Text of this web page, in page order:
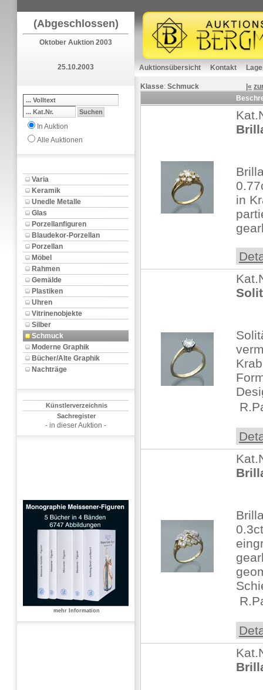
(Abgeschlossen)
Oktober Auktion 2003
25.10.2003
In Auktion
Alle Auktionen
Varia
Keramik
Unedle Metalle
Glas
Porzellanfiguren
Blaudekor-Porzellan
Porzellan
Möbel
Rahmen
Gemälde
Plastiken
Uhren
Vitrinenobjekte
Silber
Schmuck
Moderne Graphik
Bücher/Alte Graphik
Nachträge
Künstlerverzeichnis
Sachregister
- in dieser Auktion -
mehr Information
Auktionsübersicht Kontakt
Klasse: Schmuck |«
in

